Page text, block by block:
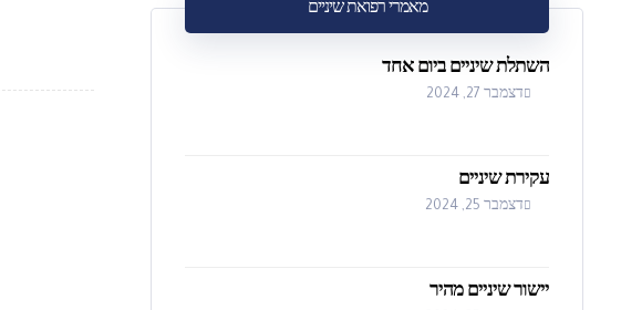
מאמרי רפואת שיניים
השתלת שיניים ביום אחד
דצמבר 27, 2024
עקירת שיניים
דצמבר 25, 2024
יישור שיניים מהיר